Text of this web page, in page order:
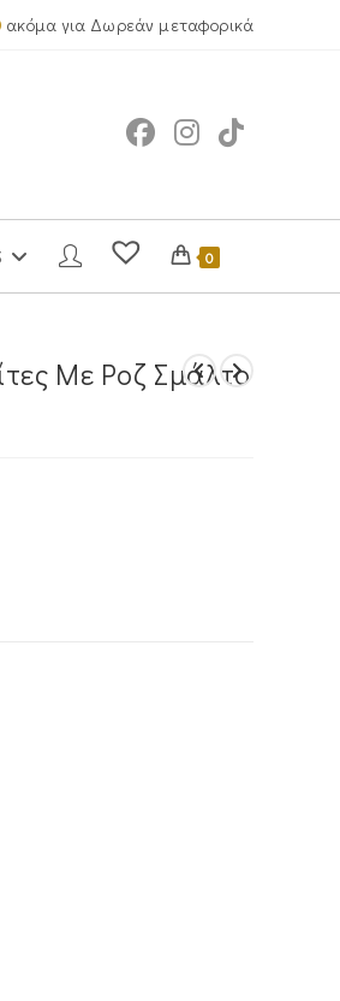
ακόμα για Δωρεάν μεταφορικά
0
Με Ροζ Σμάλτο